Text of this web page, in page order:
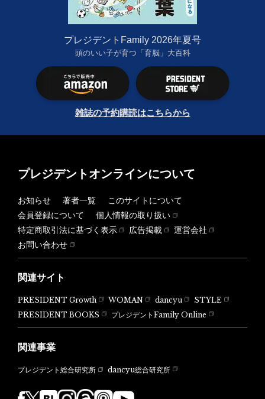
プレジデントFamily 2026年夏号
頭のいい子が育つ「育脳」大百科
雑誌の予約購読はこちらから
プレジデントオンラインについて
お知らせ 著者一覧
このサイトについて
会員登録について
個人情報の取り扱い
特定商取引法に基づく表示
広告掲載
運営会社
お問い合わせ
関連サイト
PRESIDENT Growth WOMAN dancyu
STYLE
PRESIDENT BOOKS
プレジデントFamily Online
関連事業
プレジデント総合研究所 dancyu総合研究所